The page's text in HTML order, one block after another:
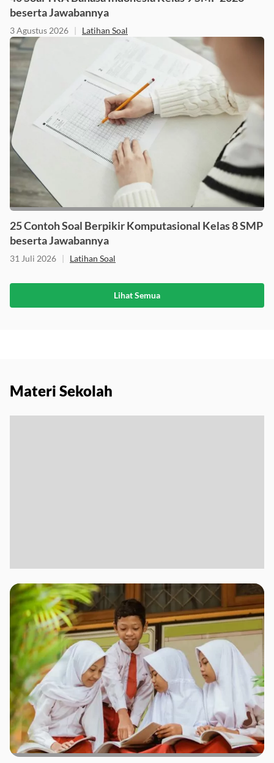
beserta Jawabannya
3 Agustus 2026 | Latihan Soal
25 Contoh Soal Berpikir Komputasional Kelas 8 SMP
beserta Jawabannya
31 Juli 2026 | Latihan Soal
Lihat Semua
Materi Sekolah